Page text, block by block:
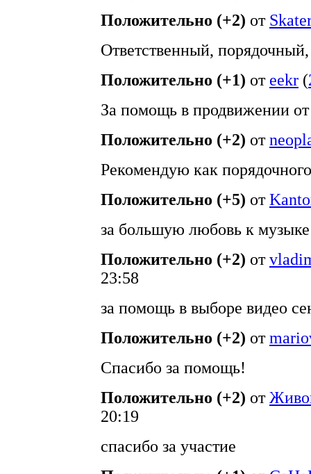
Положительно (+2) от
Ответственный,
Положительно (+1) от eekr (
За помощь в продвижении
Положительно (+2) от
Рекомендую как
Положительно (+5) от
за большую любовь к музыке
Положительно (+2) от
23:58
за помощь в выборе видео
Положительно (+2) от
Спасибо за помощь!
Положительно (+2) от
20:19
спасибо за участие